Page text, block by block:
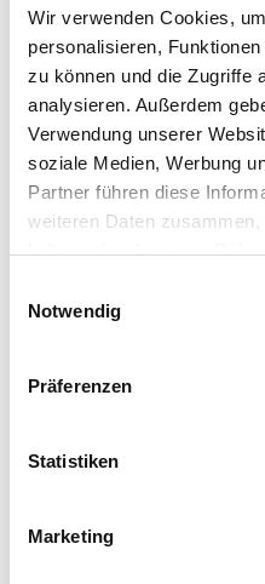
Wir verwenden Cookies,
personalisieren,
zu können und die Zugriffe
analysieren. Außerdem
Verwendung unserer
soziale Medien, Werbung
Partner führen diese
weiteren Daten
haben oder die sie im
Impressum
Notwendig
Präferenzen
Statistiken
Marketing
der:die für dich den
benötigen wir von
Vertretung den
Telefonnummer
An deine
Mail gesendet, in
weitermachen und
fehlt, kannst du die
noch etwas fehlt.